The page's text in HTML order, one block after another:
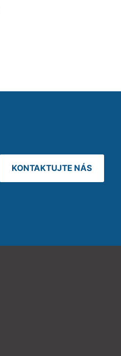
KONTAKTUJTE NÁS